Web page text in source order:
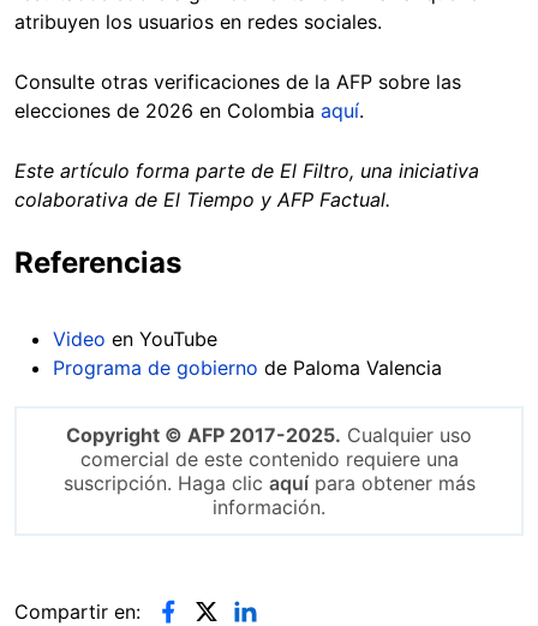
atribuyen los usuarios en redes sociales.
Consulte otras verificaciones de la AFP sobre las
elecciones de 2026 en Colombia aquí.
Este artículo forma parte de El Filtro, una iniciativa
colaborativa de El Tiempo y AFP Factual.
Referencias
Video en YouTube
Programa de gobierno de Paloma Valencia
Copyright © AFP 2017-2025. Cualquier uso
comercial de este contenido requiere una
suscripción. Haga clic aquípara obtener más
información.
Compartir en: